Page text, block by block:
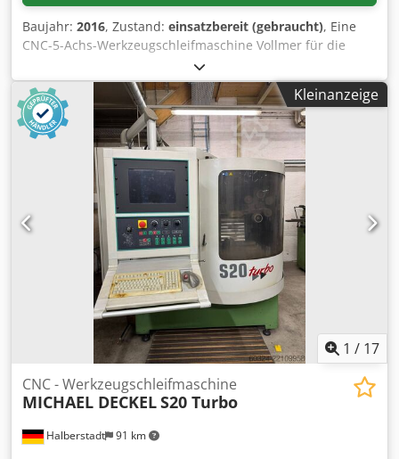
Baujahr: 2016, Zustand: einsatzbereit (gebraucht), Eine
CNC-5-Achs-Werkzeugschleifmaschine Vollmer für die
Bearbeitung von rotationssymmetrischen Vollhartmetall-
Werkzeugen, Fräsern und Bohrern steht zur Verfügung.
Schleifscheibenaufnahme: HSK50, max.
Werkstückdurchmesser: 50mm, max. Werkstücklänge:
265mm, max. Schleiflänge: 200mm, max.
Schleifscheibendurchmesser: 150mm, Verfahrweg X/Y/Z:
350mm/450mm/500mm. Maschinendimensionen X/Y/Z: ca.
2200mm/2200mm/2800mm, Gewicht: ca. 4900kg.
Dokumentation vorhanden. Eine Besichtigung vor Ort ist
möglich. Crjdpfx Afjzg Irrjuof
Kleinanzeige
1 / 17
Halberstadt 91 km
CNC - Werkzeugschleifmaschine
MICHAEL DECKELS20 Turbo